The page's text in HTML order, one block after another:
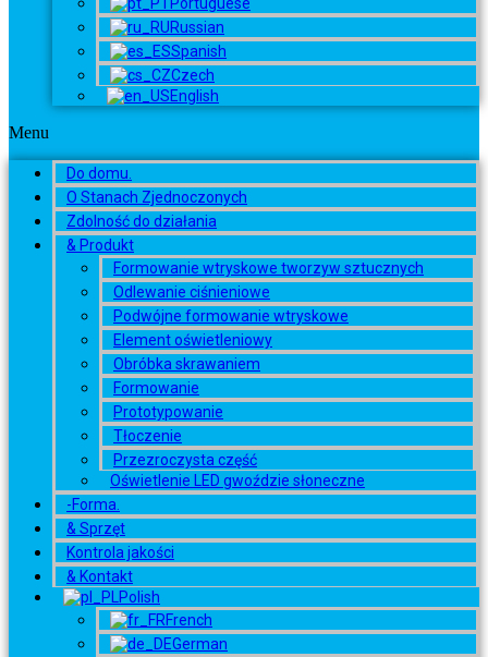
Russian
Spanish
Czech
English
Menu
Do domu.
O Stanach Zjednoczonych
Zdolność do działania
& Produkt
Formowanie wtryskowe tworzyw sztucznych
Odlewanie ciśnieniowe
Podwójne formowanie wtryskowe
Element oświetleniowy
Obróbka skrawaniem
Formowanie
Prototypowanie
Tłoczenie
Przezroczysta część
Oświetlenie LED gwoździe słoneczne
-Forma.
& Sprzęt
Kontrola jakości
& Kontakt
Polish
French
German